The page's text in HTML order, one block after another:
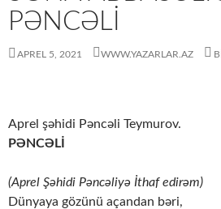
PƏNCƏLİ
APREL 5, 2021 WWW.YAZARLAR.AZ
Aprel şəhidi Pəncəli Teymurov.
PƏNCƏLİ
(Aprel Şəhidi Pəncəliyə İthaf edirəm)
Dünyaya gözünü açandan bəri,